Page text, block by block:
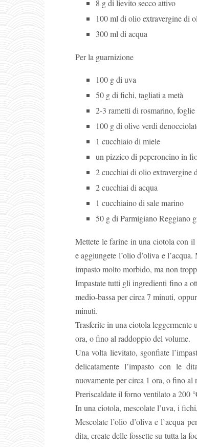
8 g di lievito secco attivo
100 ml di olio extravergine di
300 ml di acqua
Per la guarnizione
100 g di uva
50 g di fichi, tagliati a metà
2-3 rametti di rosmarino, foglie
100 g di olive verdi
1 cucchiaio di miele
un pizzico di peperoncino in
2 cucchiai di olio extravergine
2 cucchiai di acqua
1 cucchiaino di sale marino
50 g di Parmigiano Reggiano
Mettete le farine in una ciotola con
e aggiungete l’olio d’oliva e
impasto molto morbido, ma non
Impastate tutti gli ingredienti fino a
medio-bassa per circa 7 minuti,
minuti.
Trasferite in una ciotola leggermente
ora, o fino al raddoppio del volume.
Una volta lievitato, sgonfiate
delicatamente l’impasto con le
nuovamente per circa 1 ora, o fino al
Preriscaldate il forno ventilato a 200
In una ciotola, mescolate l’uva, i
Mescolate l’olio d’oliva e l’acqua
dita, create delle fossette su tutta la